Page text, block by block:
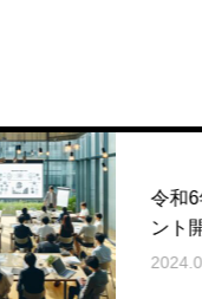
6年度SCC記念イベ
開催のお知らせ